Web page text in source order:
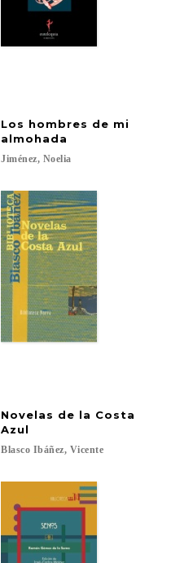
Los hombres de mi
almohada
Jiménez, Noelia
Novelas de la Costa
Azul
Blasco Ibáñez, Vicente